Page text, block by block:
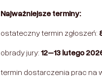
Najważniejsze terminy:
ostateczny termin zgłoszeń:
obrady jury: 12–13 lutego
termin dostarczenia prac na